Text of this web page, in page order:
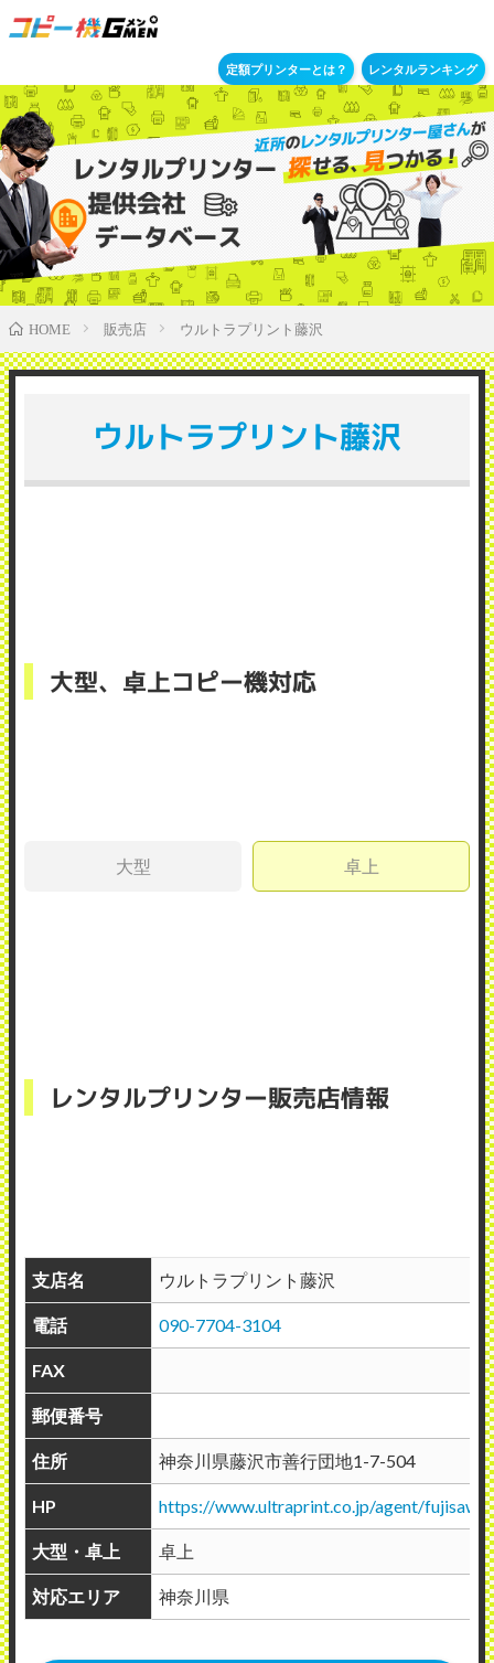
定額プリンターとは？ レンタルランキング
HOME 販売店 ウルトラプリント藤沢
ウルトラプリント藤沢
大型、卓上コピー機対応
大型 卓上
レンタルプリンター販売店情報
支店名 ウルトラプリント藤沢
電話 090-7704-3104
FAX
郵便番号
住所 神奈川県藤沢市善行団地1-7-504
HP https://www.ultraprint.co.jp/agent/fujisawa/
大型・卓上 卓上
対応エリア 神奈川県